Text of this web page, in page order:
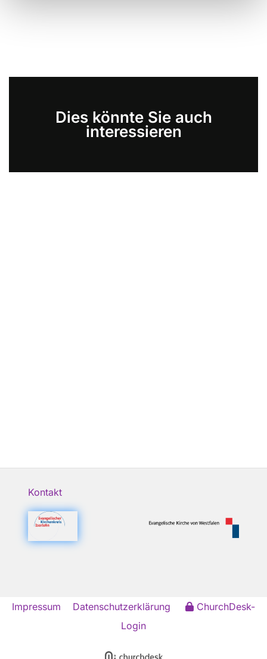
Dies könnte Sie auch
interessieren
Kontakt
Impressum Datenschutzerklärung
ChurchDesk-
Login